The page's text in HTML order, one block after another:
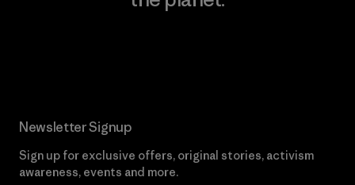
Newsletter Signup
Sign up for exclusive offers, original stories, activism
awareness, events and more.